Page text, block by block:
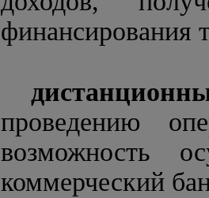
финансирования
проведению
возможность
коммерческий